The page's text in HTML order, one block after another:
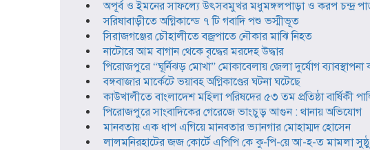
অপূর্ব ও ইমনের সাফল্যে উৎসবমুখর মধুমঙ্গলপাড়া ও করপ চন্দ্র
সরিষাবাড়ীতে অগ্নিকান্ডে ৭ টি গবাদি পশু ভস্মীভূত
সিরাজগঞ্জের চৌহালীতে বজ্রপাতে নৌকার মাঝি নিহত
নাটোরে আম বাগান থেকে বৃদ্ধের মরদেহ উদ্ধার
পিরোজপুরে “ঘূর্নিঝড় মোখা” মোকাবেলায় জেলা দুর্যোগ
বঙ্গবাজার মার্কেটে ভয়াবহ অগ্নিকাণ্ডের ঘটনা ঘটেছে
কাউখালীতে বাংলাদেশ মহিলা পরিষদের ৫৩ তম প্রতিষ্ঠা বার্ষিকী
পিরোজপুরে সাংবাদিকের গেরেজে ভাংচুড় আগুন : থানায় অভিযোগ
মানবতায় এক ধাপ এগিয়ে মানবতার ভ্যানগার মোহাম্মদ হোসেন
লালমনিরহাটের জজ কোর্টে এপিপি কে কু-পি-য়ে আ-হ-ত মামলা সুষ্ঠু